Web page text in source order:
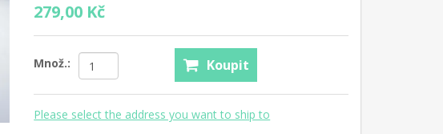
279,00 Kč
Množ.: Koupit
Please select the address you want to ship to